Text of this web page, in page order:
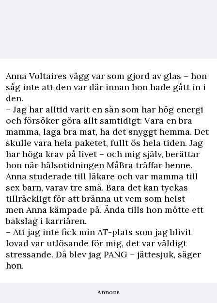
Anna Voltaires vägg var som gjord av glas – hon
såg inte att den var där innan hon hade gått in i
den.
– Jag har alltid varit en sån som har hög energi
och försöker göra allt samtidigt: Vara en bra
mamma, laga bra mat, ha det snyggt hemma. Det
skulle vara hela paketet, fullt ös hela tiden. Jag
har höga krav på livet – och mig själv, berättar
hon när hälsotidningen MåBra träffar henne.
Anna studerade till läkare och var mamma till
sex barn, varav tre små. Bara det kan tyckas
tillräckligt för att bränna ut vem som helst –
men Anna kämpade på. Ända tills hon mötte ett
bakslag i karriären.
– Att jag inte fick min AT-plats som jag blivit
lovad var utlösande för mig, det var väldigt
stressande. Då blev jag PANG – jättesjuk, säger
hon.
Annons